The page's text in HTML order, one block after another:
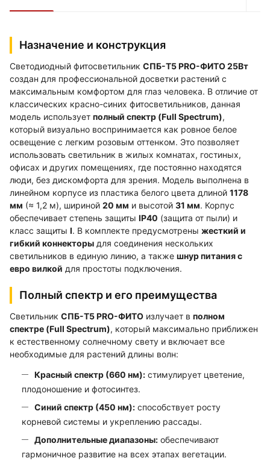
Назначение и конструкция
Светодиодный фитосветильник СПБ-Т5 PRO-ФИТО 25Вт
создан для профессиональной досветки растений с
максимальным комфортом для глаз человека. В отличие от
классических красно-синих фитосветильников, данная
модель использует полный спектр (Full Spectrum),
который визуально воспринимается как ровное белое
освещение с легким розовым оттенком. Это позволяет
использовать светильник в жилых комнатах, гостиных,
офисах и других помещениях, где постоянно находятся
люди, без дискомфорта для зрения. Модель выполнена в
линейном корпусе из пластика белого цвета длиной 1178
мм (≈ 1,2 м), шириной 20 мм и высотой 31 мм. Корпус
обеспечивает степень защиты IP40 (защита от пыли) и
класс защиты I. В комплекте предусмотрены жесткий и
гибкий коннекторы для соединения нескольких
светильников в единую линию, а также шнур питания с
евро вилкой для простоты подключения.
Полный спектр и его преимущества
Светильник СПБ-Т5 PRO-ФИТО излучает в полном
спектре (Full Spectrum), который максимально приближен
к естественному солнечному свету и включает все
необходимые для растений длины волн:
Красный спектр (660 нм): стимулирует цветение,
плодоношение и фотосинтез.
Синий спектр (450 нм): способствует росту
корневой системы и укреплению рассады.
Дополнительные диапазоны: обеспечивают
гармоничное развитие на всех этапах вегетации.